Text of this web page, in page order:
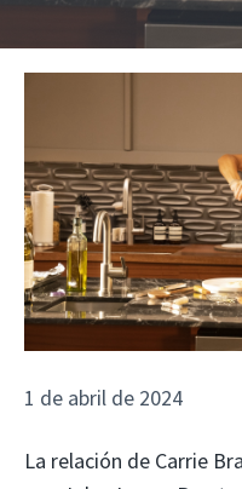
1 de abril de 2024
La relación de Carrie